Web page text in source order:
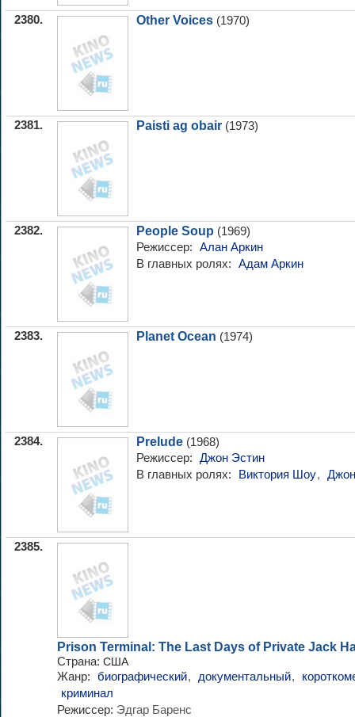
2380. Other Voices (1970)
2381. Paisti ag obair (1973)
2382. People Soup (1969)
Режиссер: Алан Аркин
В главных ролях: Адам Аркин
2383. Planet Ocean (1974)
2384. Prelude (1968)
Режиссер: Джон Эстин
В главных ролях:
Виктория Шоу,
2385.
Prison Terminal: The Last Days of Private Jack
Страна: США
Жанр: биографический, документальный,
криминал
Режиссер: Эдгар Баренс